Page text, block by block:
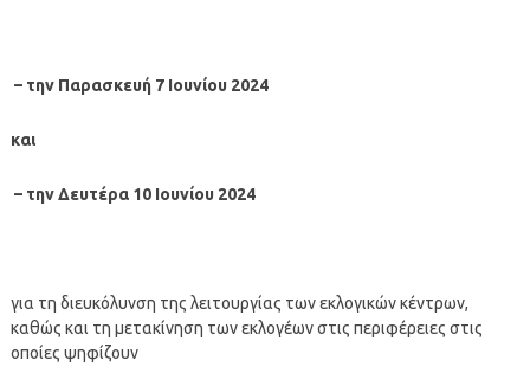
– την Παρασκευή 7 Ιουνίου 2024
και
– την Δευτέρα 10 Ιουνίου 2024
για τη διευκόλυνση της λειτουργίας των εκλογικών κέντρων,
καθώς και τη μετακίνηση των εκλογέων στις περιφέρειες στις
οποίες ψηφίζουν